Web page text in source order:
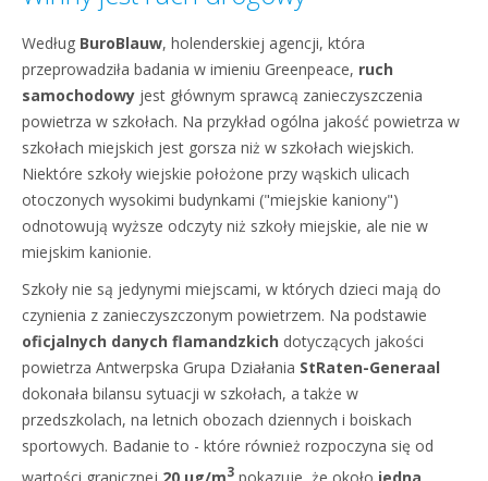
Według BuroBlauw, holenderskiej agencji, która
przeprowadziła badania w imieniu Greenpeace, ruch
samochodowy jest głównym sprawcą zanieczyszczenia
powietrza w szkołach. Na przykład ogólna jakość powietrza w
szkołach miejskich jest gorsza niż w szkołach wiejskich.
Niektóre szkoły wiejskie położone przy wąskich ulicach
otoczonych wysokimi budynkami ("miejskie kaniony")
odnotowują wyższe odczyty niż szkoły miejskie, ale nie w
miejskim kanionie.
Szkoły nie są jedynymi miejscami, w których dzieci mają do
czynienia z zanieczyszczonym powietrzem. Na podstawie
oficjalnych danych flamandzkich dotyczących jakości
powietrza Antwerpska Grupa Działania StRaten-Generaal
dokonała bilansu sytuacji w szkołach, a także w
przedszkolach, na letnich obozach dziennych i boiskach
sportowych. Badanie to - które również rozpoczyna się od
3